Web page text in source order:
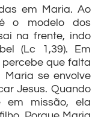
em Maria. Ao
o modelo dos
na frente, indo
(Lc 1,39). Em
que falta
se envolve
Jesus. Quando
missão, ela